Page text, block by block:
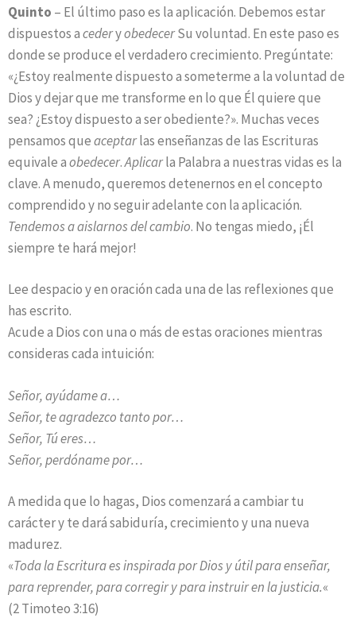
Quinto – El último paso es la aplicación. Debemos estar
dispuestos acederyobedecerSu voluntad. En este paso es
donde se produce el verdadero crecimiento. Pregúntate:
«¿Estoy realmente dispuesto a someterme a la voluntad de
Dios y dejar que me transforme en lo que Él quiere que
sea? ¿Estoy dispuesto a ser obediente?». Muchas veces
pensamos queaceptarlas enseñanzas de las Escrituras
equivale aobedecer.Aplicarla Palabra a nuestras vidas es la
clave. A menudo, queremos detenernos en el concepto
comprendido y no seguir adelante con la aplicación.
Tendemos a aislarnos del cambio. No tengas miedo, ¡Él
siempre te hará mejor!
Lee despacio y en oración cada una de las reflexiones que
has escrito.
Acude a Dios con una o más de estas oraciones mientras
consideras cada intuición:
Señor, ayúdame a…
Señor, te agradezco tanto por…
Señor, Tú eres…
Señor, perdóname por…
A medida que lo hagas, Dios comenzará a cambiar tu
carácter y te dará sabiduría, crecimiento y una nueva
madurez.
«Toda la Escritura es inspirada por Dios y útil para enseñar,
para reprender, para corregir y para instruir en la justicia.«
(2 Timoteo 3:16)